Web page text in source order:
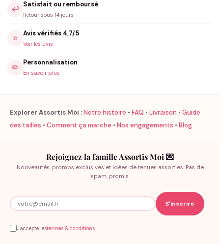
↩️
Satisfait ou remboursé
Retour sous 14 jours
⭐
Avis vérifiés 4,7/5
Voir les avis
✏️
Personnalisation
En savoir plus
Explorer Assortis Moi :Notre histoire • FAQ • Livraison • Guide
des tailles • Comment ça marche • Nos engagements • Blog
Rejoignez la famille Assortis Moi 💌
Nouveautés, promos exclusives et idées de tenues assorties. Pas de
spam, promis.
J'accepte lestermes & conditions